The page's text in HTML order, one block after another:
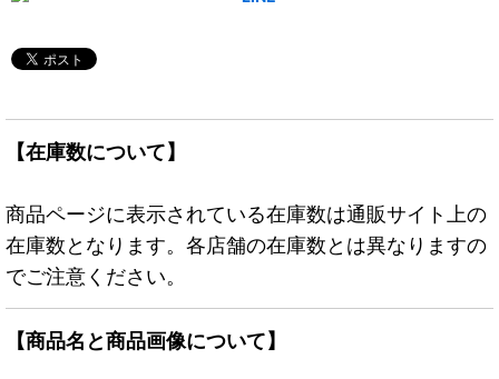
【在庫数について】
商品ページに表示されている在庫数は通販サイト上の
在庫数となります。各店舗の在庫数とは異なりますの
でご注意ください。
【商品名と商品画像について】